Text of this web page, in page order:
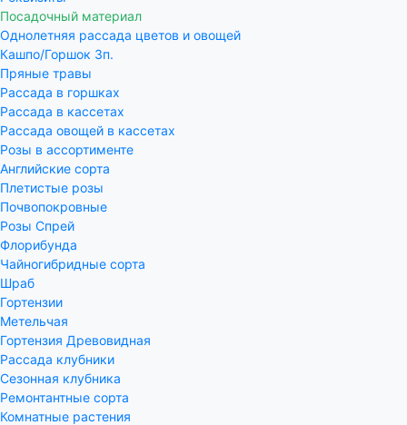
Посадочный материал
Однолетняя рассада цветов и овощей
Кашпо/Горшок 3п.
Пряные травы
Рассада в горшках
Рассада в кассетах
Рассада овощей в кассетах
Розы в ассортименте
Английские сорта
Плетистые розы
Почвопокровные
Розы Спрей
Флорибунда
Чайногибридные сорта
Шраб
Гортензии
Метельчая
Гортензия Древовидная
Рассада клубники
Сезонная клубника
Ремонтантные сорта
Комнатные растения